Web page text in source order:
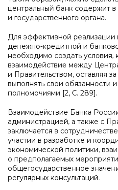
центральный банк содержит
и государственного органа.
Для эффективной реализации
денежно-кредитной и
необходимо создать условия,
взаимодействие между
и Правительством, оставляя
выполнять свои обязанности
полномочиями [2, C. 289].
Взаимодействие Банка
администрацией, а также с
заключается в
участии в разработке и
экономической политики,
о предполагаемых
общегосударственное
регулярных консультаций.